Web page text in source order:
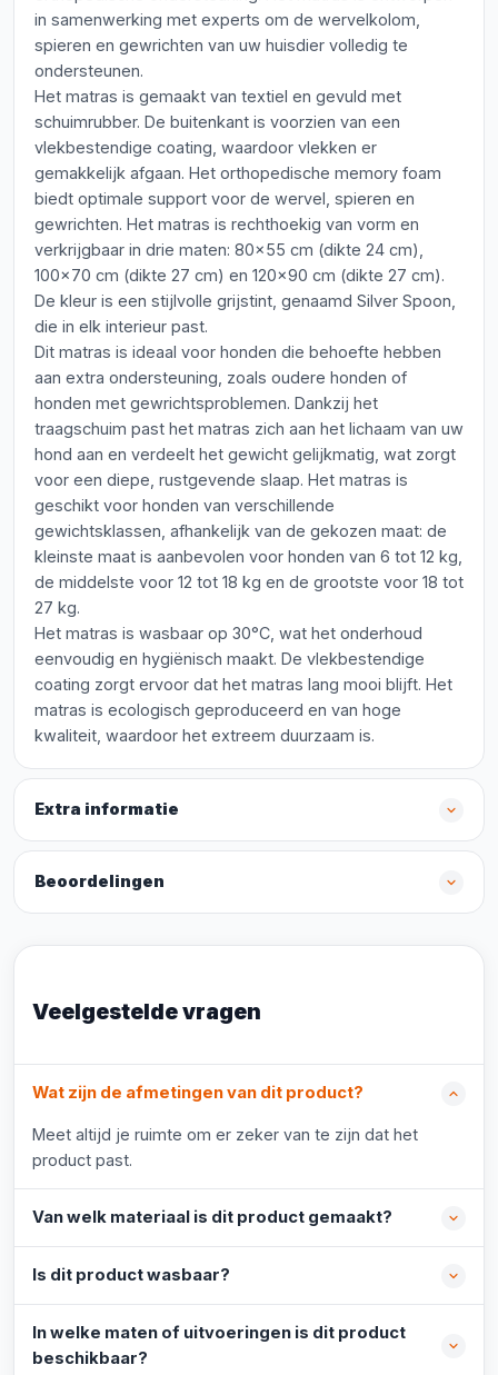
in samenwerking met experts om de wervelkolom,
spieren en gewrichten van uw huisdier volledig te
ondersteunen.
Het matras is gemaakt van textiel en gevuld met
schuimrubber. De buitenkant is voorzien van een
vlekbestendige coating, waardoor vlekken er
gemakkelijk afgaan. Het orthopedische memory foam
biedt optimale support voor de wervel, spieren en
gewrichten. Het matras is rechthoekig van vorm en
verkrijgbaar in drie maten: 80x55 cm (dikte 24 cm),
100x70 cm (dikte 27 cm) en 120x90 cm (dikte 27 cm).
De kleur is een stijlvolle grijstint, genaamd Silver Spoon,
die in elk interieur past.
Dit matras is ideaal voor honden die behoefte hebben
aan extra ondersteuning, zoals oudere honden of
honden met gewrichtsproblemen. Dankzij het
traagschuim past het matras zich aan het lichaam van uw
hond aan en verdeelt het gewicht gelijkmatig, wat zorgt
voor een diepe, rustgevende slaap. Het matras is
geschikt voor honden van verschillende
gewichtsklassen, afhankelijk van de gekozen maat: de
kleinste maat is aanbevolen voor honden van 6 tot 12 kg,
de middelste voor 12 tot 18 kg en de grootste voor 18 tot
27 kg.
Het matras is wasbaar op 30°C, wat het onderhoud
eenvoudig en hygiënisch maakt. De vlekbestendige
coating zorgt ervoor dat het matras lang mooi blijft. Het
matras is ecologisch geproduceerd en van hoge
kwaliteit, waardoor het extreem duurzaam is.
Extra informatie
Beoordelingen
Veelgestelde vragen
Wat zijn de afmetingen van dit product?
Meet altijd je ruimte om er zeker van te zijn dat het
product past.
Van welk materiaal is dit product gemaakt?
Is dit product wasbaar?
In welke maten of uitvoeringen is dit product
beschikbaar?